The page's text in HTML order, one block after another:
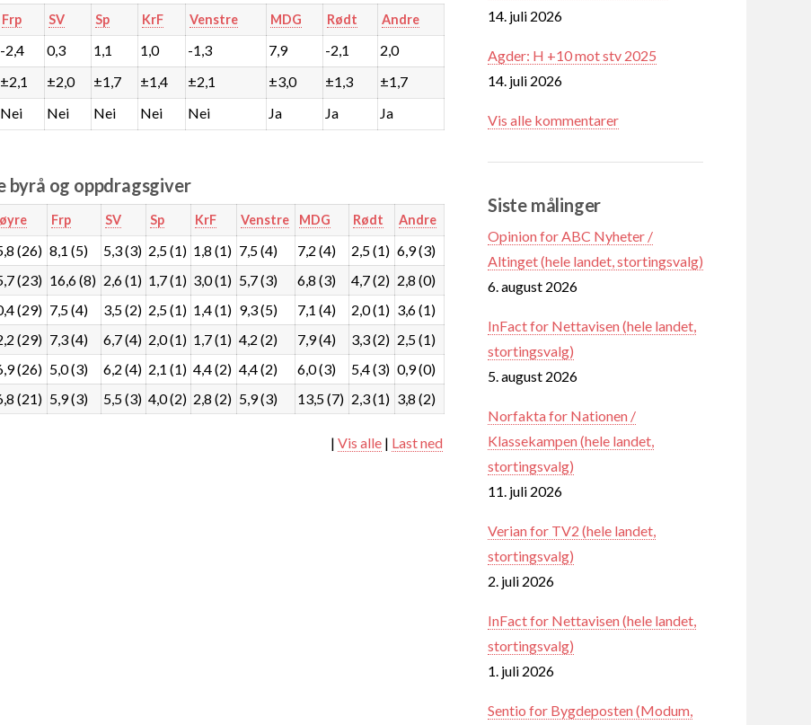
Frp SV Sp KrF Venstre MDG Rødt Andre
-2,4 0,3 1,1 1,0 -1,3 7,9 -2,1 2,0
±2,1 ±2,0 ±1,7 ±1,4 ±2,1 ±3,0 ±1,3 ±1,7
Nei Nei Nei Nei Nei Ja Ja Ja
byrå og oppdragsgiver
Frp SV Sp KrF Venstre MDG Rødt Andre
(26) 8,1 (5) 5,3 (3) 2,5 (1) 1,8 (1) 7,5 (4) 7,2 (4) 2,5 (1) 6,9 (3)
(23) 16,6 (8) 2,6 (1) 1,7 (1) 3,0 (1) 5,7 (3) 6,8 (3) 4,7 (2) 2,8 (0)
(29) 7,5 (4) 3,5 (2) 2,5 (1) 1,4 (1) 9,3 (5) 7,1 (4) 2,0 (1) 3,6 (1)
(29) 7,3 (4) 6,7 (4) 2,0 (1) 1,7 (1) 4,2 (2) 7,9 (4) 3,3 (2) 2,5 (1)
(26) 5,0 (3) 6,2 (4) 2,1 (1) 4,4 (2) 4,4 (2) 6,0 (3) 5,4 (3) 0,9 (0)
(21) 5,9 (3) 5,5 (3) 4,0 (2) 2,8 (2) 5,9 (3) 13,5 (7) 2,3 (1) 3,8 (2)
| Vis alle| Last ned
14. juli 2026
Agder: H +10 mot stv 2025
14. juli 2026
Vis alle kommentarer
Siste målinger
Opinion for ABC Nyheter /
Altinget (hele landet, stortingsvalg)
6. august 2026
InFact for Nettavisen (hele landet,
stortingsvalg)
5. august 2026
Norfakta for Nationen /
Klassekampen (hele landet,
stortingsvalg)
11. juli 2026
Verian for TV2 (hele landet,
stortingsvalg)
2. juli 2026
InFact for Nettavisen (hele landet,
stortingsvalg)
1. juli 2026
Sentio for Bygdeposten (Modum,